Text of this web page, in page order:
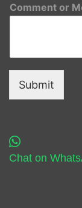
Comment or
Submit
Chat on